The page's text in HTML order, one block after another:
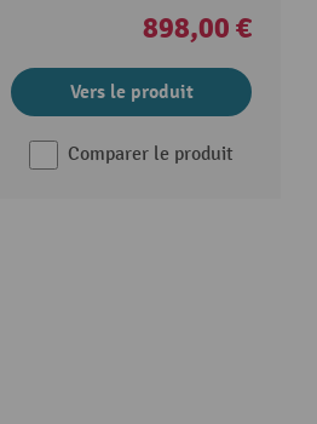
898,00 €
Vers le produit
Comparer le produit